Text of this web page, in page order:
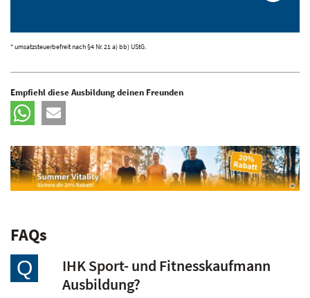
* umsatzsteuerbefreit nach §4 Nr. 21 a) bb) UStG.
Empfiehl diese Ausbildung deinen Freunden
FAQs
Q
IHK Sport- und Fitnesskaufmann
Ausbildung?